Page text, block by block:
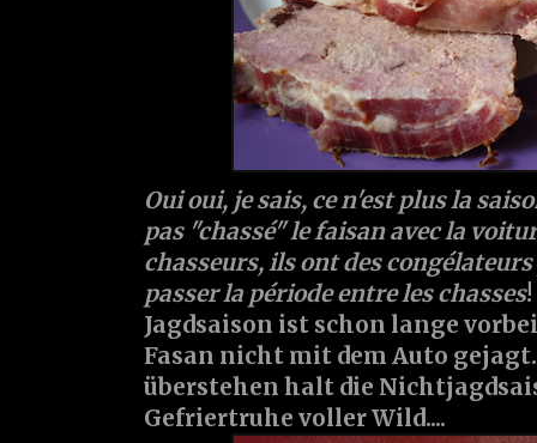
Oui oui, je sais, ce n'est plus la
pas "chassé" le faisan avec la
chasseurs, ils ont des
passer la période entre les chasses
Jagdsaison ist schon lange
Fasan nicht mit dem Auto
überstehen halt die
Gefriertruhe voller Wild....